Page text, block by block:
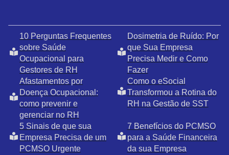
10 Perguntas Frequentes
sobre Saúde
Ocupacional para
Gestores de RH
Dosimetria de Ruído: Por
que Sua Empresa
Precisa Medir e Como
Fazer
Afastamentos por
Doença Ocupacional:
como prevenir e
gerenciar no RH
Como o eSocial
Transformou a Rotina do
RH na Gestão de SST
5 Sinais de que sua
Empresa Precisa de um
PCMSO Urgente
7 Benefícios do PCMSO
para a Saúde Financeira
da sua Empresa